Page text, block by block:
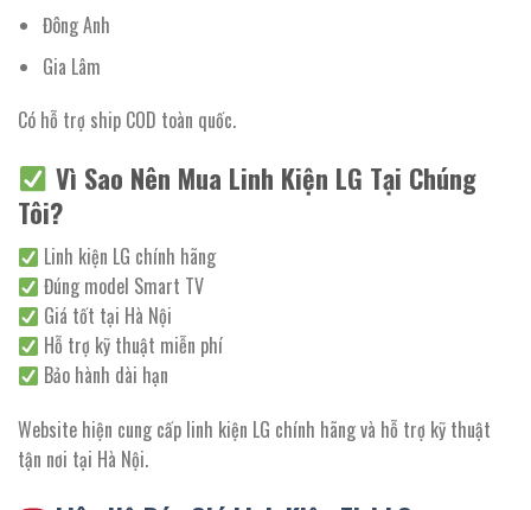
Đông Anh
Gia Lâm
Có hỗ trợ ship COD toàn quốc.
Vì Sao Nên Mua Linh Kiện LG Tại Chúng
Tôi?
Linh kiện LG chính hãng
Đúng model Smart TV
Giá tốt tại Hà Nội
Hỗ trợ kỹ thuật miễn phí
Bảo hành dài hạn
Website hiện cung cấp linh kiện LG chính hãng và hỗ trợ kỹ thuật
tận nơi tại Hà Nội.